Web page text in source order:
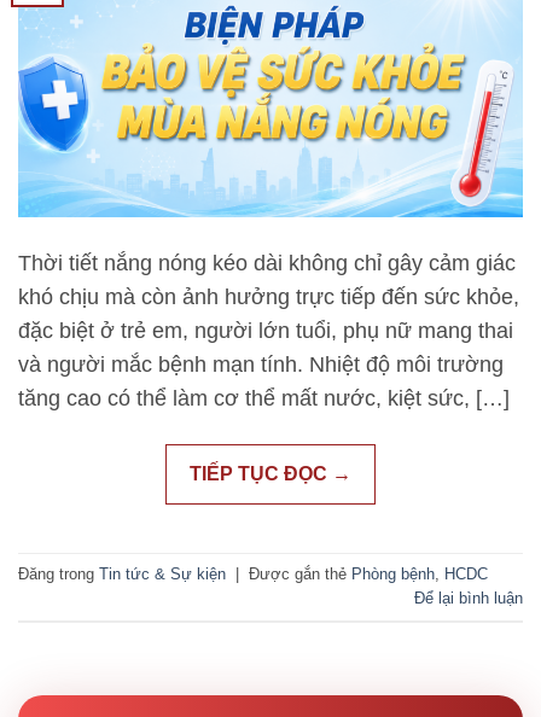
Thời tiết nắng nóng kéo dài không chỉ gây cảm giác
khó chịu mà còn ảnh hưởng trực tiếp đến sức khỏe,
đặc biệt ở trẻ em, người lớn tuổi, phụ nữ mang thai
và người mắc bệnh mạn tính. Nhiệt độ môi trường
tăng cao có thể làm cơ thể mất nước, kiệt sức, […]
TIẾP TỤC ĐỌC →
Đăng trong Tin tức & Sự kiện Được gắn thẻ Phòng bệnh
HCDC
Để lại bình luận